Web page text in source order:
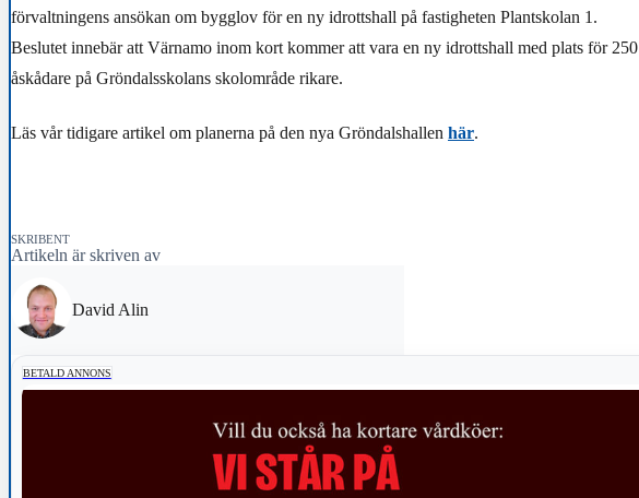
förvaltningens ansökan om bygglov för en ny idrottshall på fastigheten Plantskolan 1 .
Beslutet innebär att Värnamo inom kort kommer att vara en ny idrottshall med plats för 250
åskådare på Gröndalsskolans skolområde rikare.
Läs vår tidigare artikel om planerna på den nya Gröndalshallen här.
SKRIBENT
Artikeln är skriven av
David Alin
BETALD ANNONS